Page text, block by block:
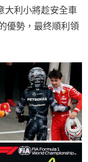
大利小將趁安全車
優勢，最终順利領